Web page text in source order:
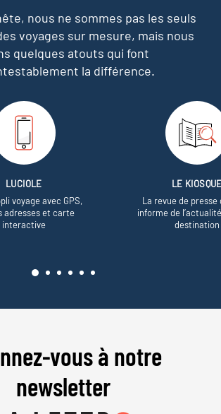
nous ne sommes pas les seuls
voyages sur mesure, mais nous
quelques atouts qui font
la différence.
LUCIOLE
voyage avec GPS,
adresses et carte
interactive
LE
La revue de presse
informe de
destination
vous à notre
newsletter